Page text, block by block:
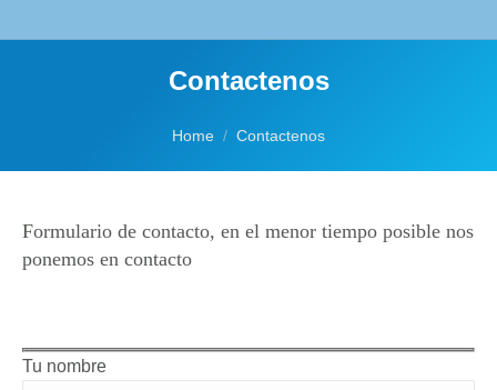
Contactenos
Home Contactenos
Formulario de contacto, en el menor tiempo posible nos
ponemos en contacto
Tu nombre